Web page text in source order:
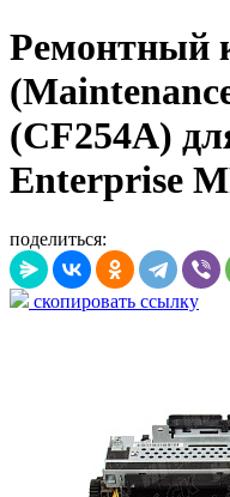
Ремонтный
(CF254A)
Enterprise
поделиться:
скопировать ссылку